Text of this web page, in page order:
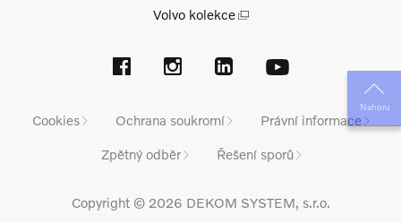
Nahoru
Volvo kolekce
Cookies Ochrana soukromí Právní informace
Zpětný odběr Řešení sporů
Copyright © 2026 DEKOM SYSTEM, s.r.o.